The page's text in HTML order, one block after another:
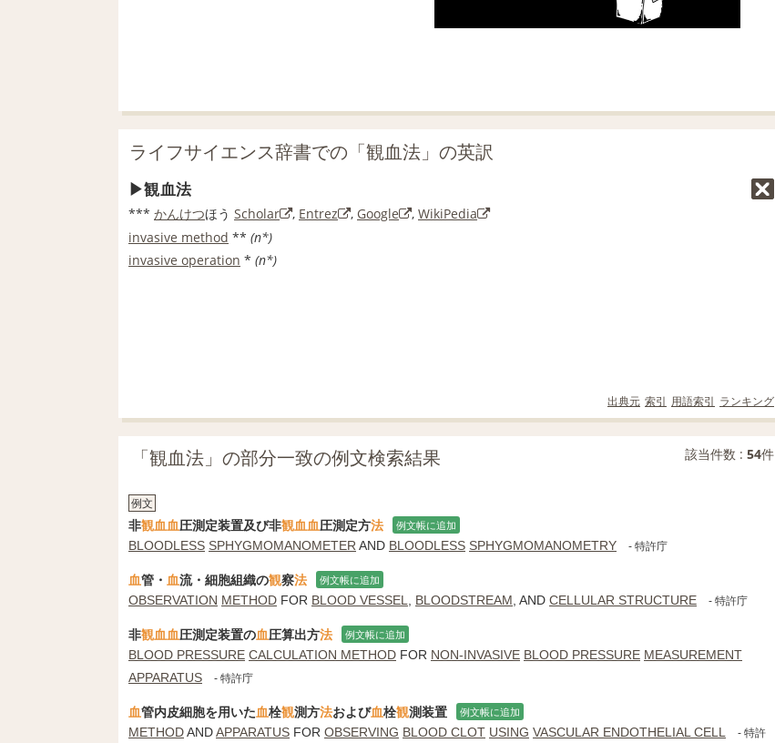
ライフサイエンス辞書での「観血法」の英訳
観血法
*** かんけつほう Scholar , Entrez , Google , WikiPedia
invasive method ** (n*)
invasive operation * (n*)
出典元 索引 用語索引 ランキング
「観血法」の部分一致の例文検索結果 該当件数 : 54件
例文
非観血血圧測定装置及び非観血血圧測定方法 例文帳に追加
BLOODLESS SPHYGMOMANOMETER AND BLOODLESS SPHYGMOMANOMETRY - 特許庁
血管・ 血流・細胞組織の観察法 例文帳に追加
OBSERVATION METHOD FOR BLOOD VESSEL BLOODSTREAM , AND CELLULAR STRUCTURE - 特許庁
非観血血圧測定装置の血圧算出方法 例文帳に追加
BLOOD PRESSURE CALCULATION METHOD FOR NON-INVASIVE BLOOD PRESSURE MEASUREMENT
APPARATUS
- 特許庁
血管内皮細胞を用いた血栓観測方法および血栓観測装置 例文帳に追加
METHODANDAPPARATUS FOR OBSERVING BLOOD CLOT USING VASCULAR ENDOTHELIAL CELL
- 特許